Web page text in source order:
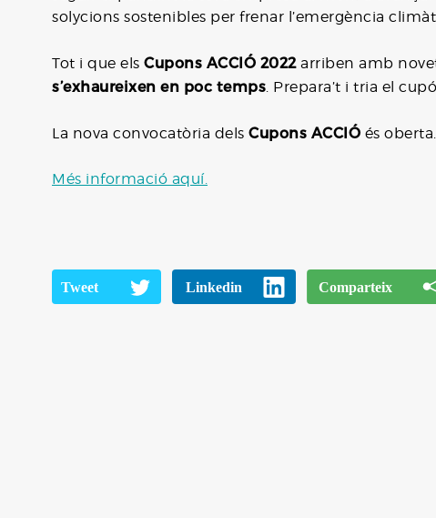
solycions sostenibles per frenar l’emergència
Tot i que els Cupons ACCIÓ 2022arriben amb
s’exhaureixen en poc temps. Prepara’t i tria el
La nova convocatòria dels Cupons ACCIÓ és oberta.
Més informació aquí.